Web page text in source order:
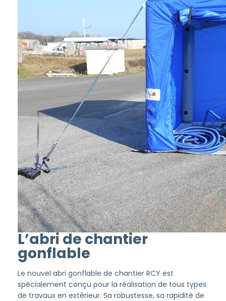
L’abri de chantier
gonflable
Le nouvel abri gonflable de chantier RCY est
spécialement conçu pour la réalisation de tous types
de travaux en extérieur. Sa robustesse, sa rapidité de